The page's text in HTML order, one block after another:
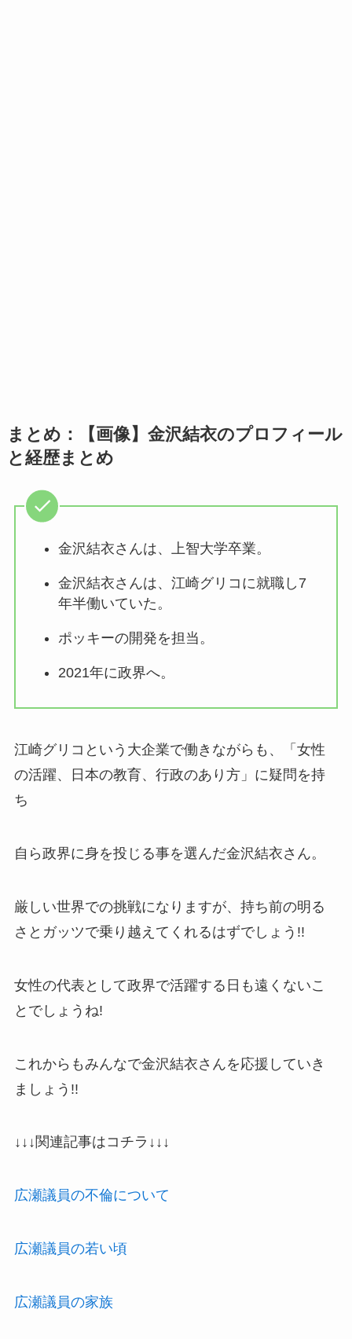
まとめ：【画像】金沢結衣のプロフィール
と経歴まとめ
金沢結衣さんは、上智大学卒業。
金沢結衣さんは、江崎グリコに就職し7
年半働いていた。
ポッキーの開発を担当。
2021年に政界へ。
江崎グリコという大企業で働きながらも、「女性
の活躍、日本の教育、行政のあり方」に疑問を持
ち
自ら政界に身を投じる事を選んだ金沢結衣さん。
厳しい世界での挑戦になりますが、持ち前の明る
さとガッツで乗り越えてくれるはずでしょう!!
女性の代表として政界で活躍する日も遠くないこ
とでしょうね!
これからもみんなで金沢結衣さんを応援していき
ましょう!!
↓↓↓関連記事はコチラ↓↓↓
広瀬議員の不倫について
広瀬議員の若い頃
広瀬議員の家族